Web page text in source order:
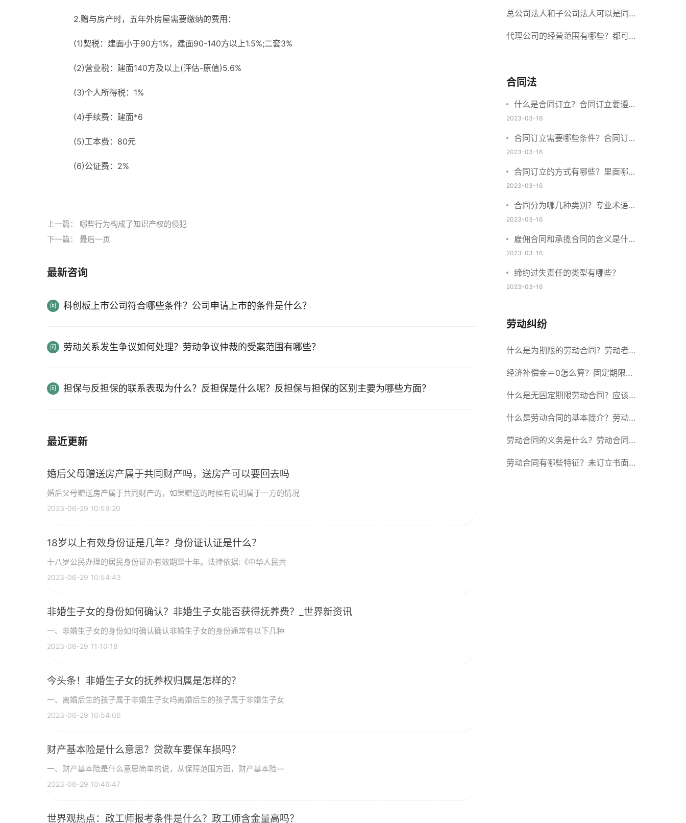
2.赠与房产时，五年外房屋需要缴纳的费用：
(1)契税：建面小于90方1%，建面90-140方以上1.5%;二套3%
(2)营业税：建面140方及以上(评估-原值)5.6%
(3)个人所得税：1%
(4)手续费：建面*6
(5)工本费：80元
(6)公证费：2%
上一篇： 哪些行为构成了知识产权的侵犯
下一篇： 最后一页
最新咨询
科创板上市公司符合哪些条件？公司申请上市的条件是什么？
劳动关系发生争议如何处理？劳动争议仲裁的受案范围有哪些？
担保与反担保的联系表现为什么？反担保是什么呢？反担保与担保的区别主要为哪些方面？
最近更新
婚后父母赠送房产属于共同财产吗，送房产可以要回去吗
婚后父母赠送房产属于共同财产的，如果赠送的时候有说明属于一方的情况
2023-06-29 10:59:20
18岁以上有效身份证是几年？身份证认证是什么？
十八岁公民办理的居民身份证办有效期是十年。法律依据:《中华人民共
2023-06-29 10:54:43
非婚生子女的身份如何确认？非婚生子女能否获得抚养费？_世界新资讯
一、非婚生子女的身份如何确认确认非婚生子女的身份通常有以下几种
2023-06-29 11:10:18
今头条！非婚生子女的抚养权归属是怎样的？
一、离婚后生的孩子属于非婚生子女吗离婚后生的孩子属于非婚生子女
2023-06-29 10:54:06
财产基本险是什么意思？贷款车要保车损吗？
一、财产基本险是什么意思简单的说，从保障范围方面，财产基本险—
2023-06-29 10:46:47
世界观热点：政工师报考条件是什么？政工师含金量高吗？
限责任公司与有限责任公司的区别
总公司法人和子公司法人可以是同一
个人吗？总公司更名分公司需要更改
代理公司的经营范围有哪些？都可以
合同法
什么是合同订立？合同订立要遵守
什么原则？订立方式有哪些？
2023-03-16
合同订立需要哪些条件？合同订立
与合同成立有什么不同？
2023-03-16
合同订立的方式有哪些？里面哪些
内容、细节条款需要载明？
2023-03-16
合同分为哪几种类别？专业术语分
别是什么？
2023-03-16
雇佣合同和承揽合同的含义是什
么？怎么区分雇佣合同和承揽合
同？
2023-03-16
缔约过失责任的类型有哪些？
2023-03-16
劳动纠纷
什么是为期限的劳动合同？劳动者解
除合同的15种情形
经济补偿金＝0怎么算？固定期限劳
动合同又称什么？
什么是无固定期限劳动合同？应该怎
么解除或终止劳动合同？
什么是劳动合同的基本简介？劳动合
同的形式
劳动合同的义务是什么？劳动合同应
具备哪些条款？
劳动合同有哪些特征？未订立书面劳